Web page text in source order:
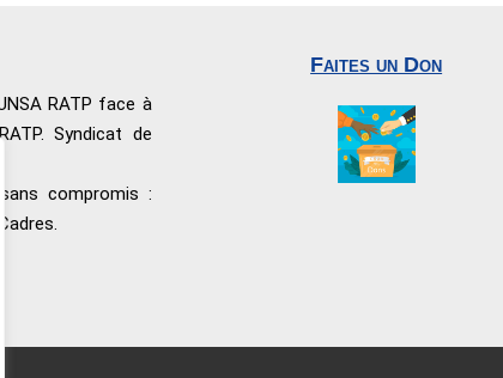
RATP face à
Syndicat de
compromis :
Faites un Don